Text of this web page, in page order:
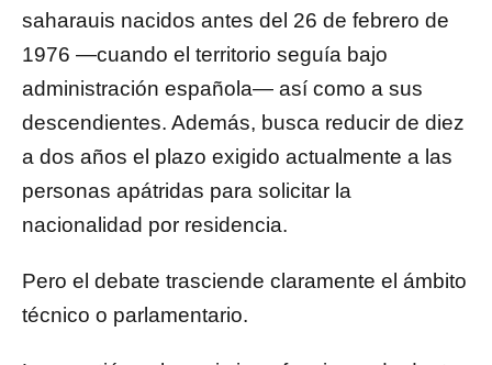
saharauis nacidos antes del 26 de febrero de
1976 —cuando el territorio seguía bajo
administración española— así como a sus
descendientes. Además, busca reducir de diez
a dos años el plazo exigido actualmente a las
personas apátridas para solicitar la
nacionalidad por residencia.
Pero el debate trasciende claramente el ámbito
técnico o parlamentario.